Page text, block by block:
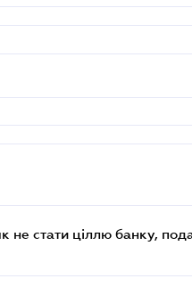
не стати ціллю банку,